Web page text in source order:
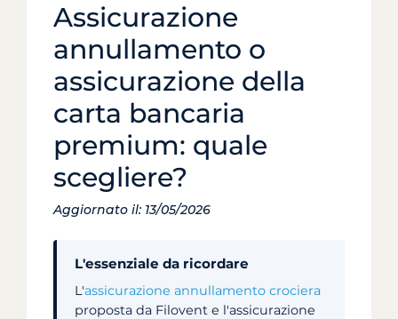
Assicurazione
annullamento o
assicurazione della
carta bancaria
premium: quale
scegliere?
Aggiornato il: 13/05/2026
L'essenziale da ricordare
L'assicurazione annullamento crociera
proposta da Filovent e l'assicurazione